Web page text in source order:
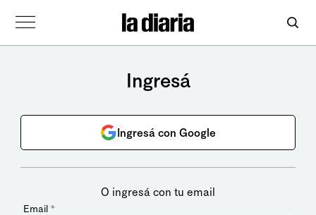
Ingresá
Ingresá con Google
O ingresá con tu email
Email *